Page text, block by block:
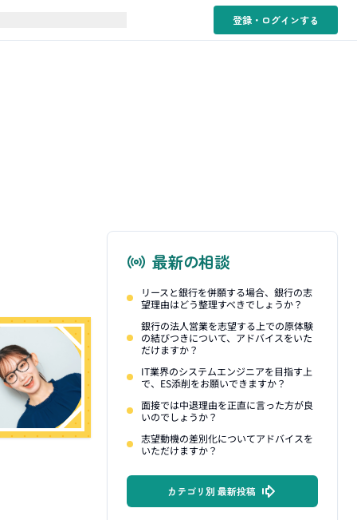
登録・ログインする
最新の相談
リースと銀行を併願する場合、銀行の志
望理由はどう整理すべきでしょうか？
銀行の法人営業を志望する上での原体験
の結びつきについて、アドバイスをいた
だけますか？
IT業界のシステムエンジニアを目指す上
で、ES添削をお願いできますか？
面接では中退理由を正直に言った方が良
いのでしょうか？
志望動機の差別化についてアドバイスを
いただけますか？
カテゴリ別 最新投稿